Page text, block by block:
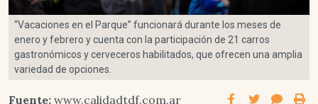
“Vacaciones en el Parque” funcionará durante los meses de
enero y febrero y cuenta con la participación de 21 carros
gastronómicos y cerveceros habilitados, que ofrecen una amplia
variedad de opciones.
Fuente: www.calidadtdf.com.ar